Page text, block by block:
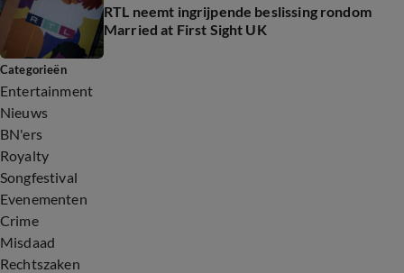
RTL neemt ingrijpende beslissing rondom
Married at First Sight UK
Categorieën
Entertainment
Nieuws
BN'ers
Royalty
Songfestival
Evenementen
Crime
Misdaad
Rechtszaken